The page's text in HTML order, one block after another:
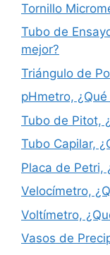
Tornillo
Tubo de
mejor?
Triángulo de
pHmetro,
Tubo de Pitot,
Tubo Capilar,
Placa de Petri,
Velocímetro,
Voltímetro,
Vasos de